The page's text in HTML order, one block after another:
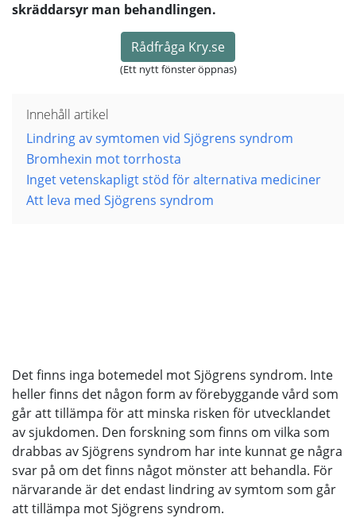
skräddarsyr man behandlingen.
Rådfråga Kry.se
(Ett nytt fönster öppnas)
Innehåll artikel
Lindring av symtomen vid Sjögrens syndrom
Bromhexin mot torrhosta
Inget vetenskapligt stöd för alternativa mediciner
Att leva med Sjögrens syndrom
Det finns inga botemedel mot Sjögrens syndrom. Inte
heller finns det någon form av förebyggande vård som
går att tillämpa för att minska risken för utvecklandet
av sjukdomen. Den forskning som finns om vilka som
drabbas av Sjögrens syndrom har inte kunnat ge några
svar på om det finns något mönster att behandla. För
närvarande är det endast lindring av symtom som går
att tillämpa mot Sjögrens syndrom.